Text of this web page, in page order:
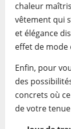
chaleur
vêtement qui
et élégance
effet de mode
Enfin, pour
des
concrets où
de votre